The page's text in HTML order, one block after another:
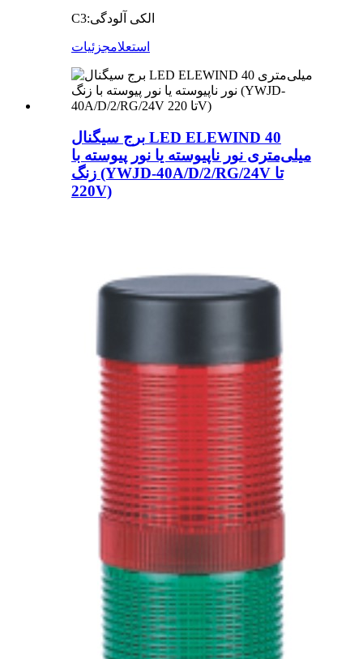
C الکی آلودگی:3
استعلامجزئیات
برج سیگنال LED ELEWIND 40
میلی‌متری نور ناپیوسته یا نور پیوسته با
زنگ (YWJD-40A/D/2/RG/24V تا
220V)